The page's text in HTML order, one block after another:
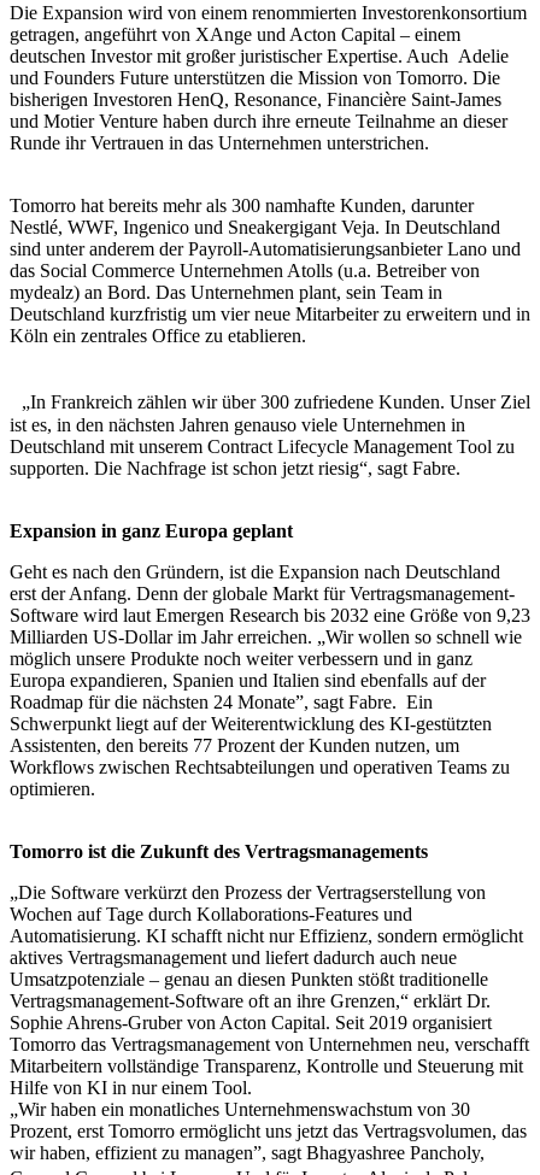
Die Expansion wird von einem renommierten Investorenkonsortium
getragen, angeführt von XAnge und Acton Capital – einem
deutschen Investor mit großer juristischer Expertise. Auch Adelie
und Founders Future unterstützen die Mission von Tomorro. Die
bisherigen Investoren HenQ, Resonance, Financière Saint-James
und Motier Venture haben durch ihre erneute Teilnahme an dieser
Runde ihr Vertrauen in das Unternehmen unterstrichen.
Tomorro hat bereits mehr als 300 namhafte Kunden, darunter
Nestlé, WWF, Ingenico und Sneakergigant Veja. In Deutschland
sind unter anderem der Payroll-Automatisierungsanbieter Lano und
das Social Commerce Unternehmen Atolls (u.a. Betreiber von
mydealz) an Bord. Das Unternehmen plant, sein Team in
Deutschland kurzfristig um vier neue Mitarbeiter zu erweitern und in
Köln ein zentrales Office zu etablieren.
„In Frankreich zählen wir über 300 zufriedene Kunden. Unser Ziel
ist es, in den nächsten Jahren genauso viele Unternehmen in
Deutschland mit unserem Contract Lifecycle Management Tool zu
supporten. Die Nachfrage ist schon jetzt riesig“, sagt Fabre.
Expansion in ganz Europa geplant
Geht es nach den Gründern, ist die Expansion nach Deutschland
erst der Anfang. Denn der globale Markt für Vertragsmanagement-
Software wird laut Emergen Research bis 2032 eine Größe von 9,23
Milliarden US-Dollar im Jahr erreichen. „Wir wollen so schnell wie
möglich unsere Produkte noch weiter verbessern und in ganz
Europa expandieren, Spanien und Italien sind ebenfalls auf der
Roadmap für die nächsten 24 Monate”, sagt Fabre. Ein
Schwerpunkt liegt auf der Weiterentwicklung des KI-gestützten
Assistenten, den bereits 77 Prozent der Kunden nutzen, um
Workflows zwischen Rechtsabteilungen und operativen Teams zu
optimieren.
Tomorro ist die Zukunft des Vertragsmanagements
„Die Software verkürzt den Prozess der Vertragserstellung von
Wochen auf Tage durch Kollaborations-Features und
Automatisierung. KI schafft nicht nur Effizienz, sondern ermöglicht
aktives Vertragsmanagement und liefert dadurch auch neue
Umsatzpotenziale – genau an diesen Punkten stößt traditionelle
Vertragsmanagement-Software oft an ihre Grenzen,“ erklärt Dr.
Sophie Ahrens-Gruber von Acton Capital. Seit 2019 organisiert
Tomorro das Vertragsmanagement von Unternehmen neu, verschafft
Mitarbeitern vollständige Transparenz, Kontrolle und Steuerung mit
Hilfe von KI in nur einem Tool.
„Wir haben ein monatliches Unternehmenswachstum von 30
Prozent, erst Tomorro ermöglicht uns jetzt das Vertragsvolumen, das
wir haben, effizient zu managen”, sagt Bhagyashree Pancholy,